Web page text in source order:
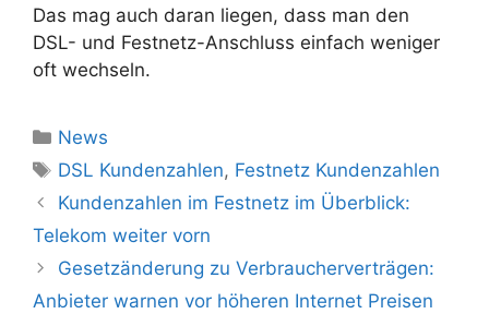
Das mag auch daran liegen, dass man den
DSL- und Festnetz-Anschluss einfach weniger
oft wechseln.
Kategorien
News
Schlagwörter
DSL Kundenzahlen, Festnetz Kundenzahlen
Kundenzahlen im Festnetz im Überblick:
Telekom weiter vorn
Gesetzänderung zu Verbraucherverträgen:
Anbieter warnen vor höheren Internet Preisen